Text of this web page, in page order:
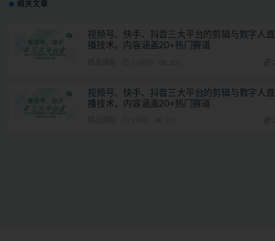
相关文章
视频号、快手、抖音三大平台的剪辑与数字人直
播技术，内容涵盖20+热门赛道
视频号、快手、抖音三大平台的剪辑与数字人直
播技术，内容涵盖20+热门赛道